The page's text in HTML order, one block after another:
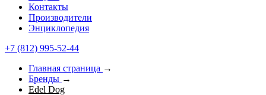
Контакты
Производители
Энциклопедия
+7 (812) 995-52-44
Главная страница →
Бренды →
Edel Dog